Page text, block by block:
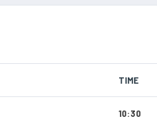
TIME
10:30